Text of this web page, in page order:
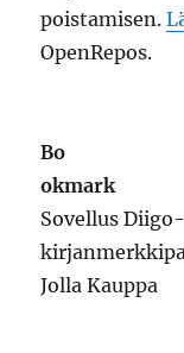
poistamisen.
OpenRepos.
Bo
okmark
Sovellus
Jolla Kauppa